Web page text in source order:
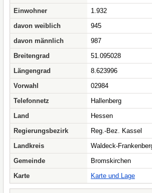
Einwohner
1.932
davon weiblich
945
davon männlich
987
Breitengrad
51.095028
Längengrad
8.623996
Vorwahl
02984
Telefonnetz
Hallenberg
Land
Hessen
Regierungsbezirk
Reg.-Bez. Kassel
Landkreis
Waldeck-
Gemeinde
Bromskirchen
Karte
Karte und Lage